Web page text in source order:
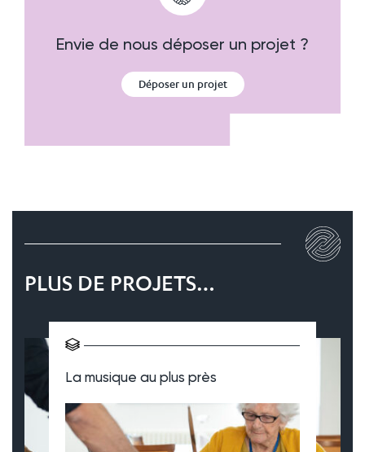
Envie de nous déposer un projet ?
Déposer un projet
PLUS DE PROJETS…
La musique au plus près